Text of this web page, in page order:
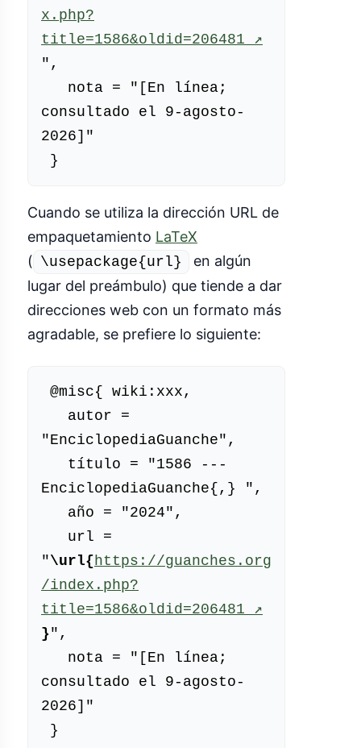
x.php?
title=1586&oldid=206481 ↗
(enlace
externo)
",
consultado el 9-agosto-
2026]"
Cuando se utiliza la dirección URL de
empaquetamiento LaTeX
( \usepackage{url}
en algún
lugar del preámbulo) que tiende a dar
direcciones web con un formato más
agradable, se prefiere lo siguiente:
"EnciclopediaGuanche",
EnciclopediaGuanche{,} ",
"\url{ https://guanches.org
/index.php?
title=1586&oldid=206481 ↗
(enlace
externo)
}",
consultado el 9-agosto-
2026]"